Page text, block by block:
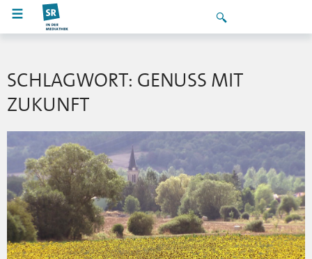
SCHLAGWORT: GENUSS MIT
ZUKUNFT